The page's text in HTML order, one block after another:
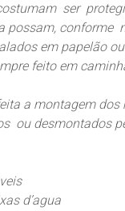
ser
possam, conforme
em papelão
feito em
a montagem
ou desmontados
d’agua